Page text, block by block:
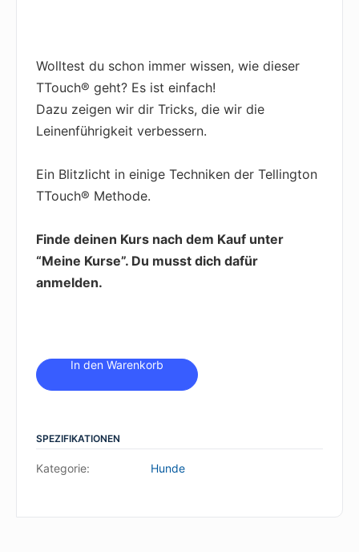
Wolltest du schon immer wissen, wie dieser
TTouch® geht? Es ist einfach!
Dazu zeigen wir dir Tricks, die wir die
Leinenführigkeit verbessern.
Ein Blitzlicht in einige Techniken der Tellington
TTouch® Methode.
Finde deinen Kurs nach dem Kauf unter
“Meine Kurse”. Du musst dich dafür
anmelden.
SPEZIFIKATIONEN
Kategorie: Hunde